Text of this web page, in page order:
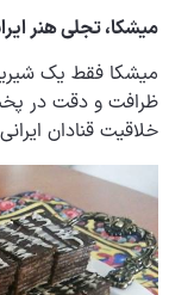
میشکا، تجلی هنر
میشکا فقط یک
ظرافت و دقت در
خلاقیت قنادان